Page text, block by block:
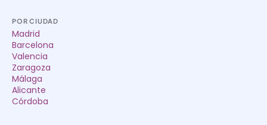
POR CIUDAD
Madrid
Barcelona
Valencia
Zaragoza
Málaga
Alicante
Córdoba